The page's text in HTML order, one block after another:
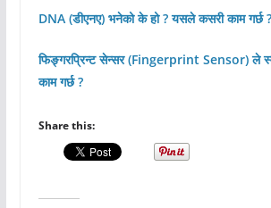
DNA (डीएनए) भनेको के हो ? यसले कसरी काम गर्छ ?
फिङ्गरप्रिन्ट सेन्सर (Fingerprint Sensor) ले
काम गर्छ ?
Share this: